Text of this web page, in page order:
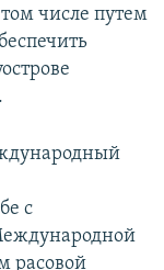
числе путем
с
расовой